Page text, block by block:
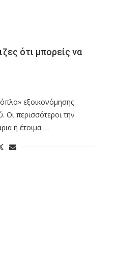
ότι μπορείς να
εξοικονόμησης
περισσότεροι την
ή έτοιμα …